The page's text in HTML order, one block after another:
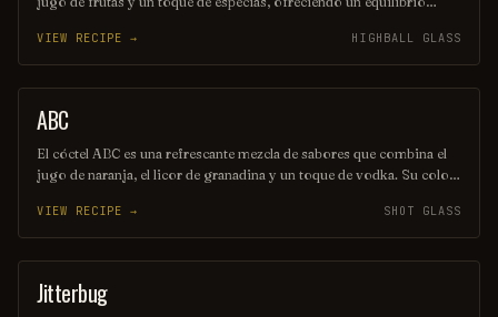
del Caribe, es ideal para disfrutar en días soleados y evoca la esencia
del verano. Su presentación colorida y vibrante la convierte en un
favorito en fiestas y celebraciones.
VIEW RECIPE → HIGHBALL GLASS
SHOT
ABC
El cóctel ABC es una refrescante mezcla de sabores que combina el
jugo de naranja, el licor de granadina y un toque de vodka. Su color
cualquier ocasión festiva. Disfrútalo en un vaso alto con hielo y una
rodaja de naranja como decoración.
VIEW RECIPE → SHOT GLASS
COCKTAIL
Jitterbug